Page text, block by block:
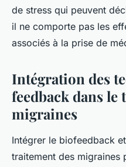
de stress qui peuvent
il ne comporte pas les
associés à la prise de
Intégration des
feedback dans le
migraines
Intégrer le biofeedback
traitement des migraines